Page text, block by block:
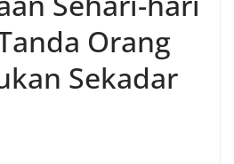
Orang
Sekadar